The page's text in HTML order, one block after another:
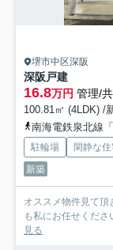
堺市中区深阪
深阪戸建
16.8万円 管理/
100.81㎡ (4LDK) /
南海電鉄泉北線
駐輪場 閑静な
新築
オススメ物件見て
も私にお任せくだ
見る